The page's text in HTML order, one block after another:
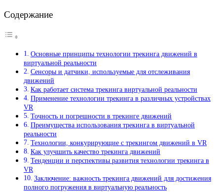
Содержание
Основные принципы технологии трекинга движений в
виртуальной реальности
Сенсоры и датчики, используемые для отслеживания
движений
Как работает система трекинга виртуальной реальности
Применение технологии трекинга в различных устройствах
VR
Точность и погрешности в трекинге движений
Преимущества использования трекинга в виртуальной
реальности
Технологии, конкурирующие с трекингом движений в VR
Как улучшить качество трекинга движений
Тенденции и перспективы развития технологии трекинга в
VR
Заключение: важность трекинга движений для достижения
полного погружения в виртуальную реальность